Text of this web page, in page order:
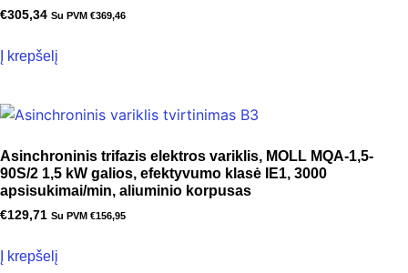
€305,34 Su PVM €369,46
Į krepšelį
Asinchroninis trifazis elektros variklis, MOLL MQA-1,5-
90S/2 1,5 kW galios, efektyvumo klasė IE1, 3000
apsisukimai/min, aliuminio korpusas
€129,71 Su PVM €156,95
Į krepšelį